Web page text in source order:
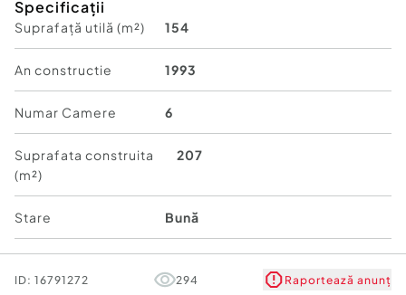
- casa P E, pretabila - clinica, cabinete, biruri,
locuinta
- compusa din 2 apartamente, unul la parter si
celalalt la etaj, cu intrare separata
- constructie 1993, din bca
construita desfasurata 154 mp
Specificații
Suprafață utilă (m²) 154
An constructie 1993
Numar Camere 6
Suprafata construita
(m²)
207
Stare Bună
ID: 16791272 294 Raportează anunț